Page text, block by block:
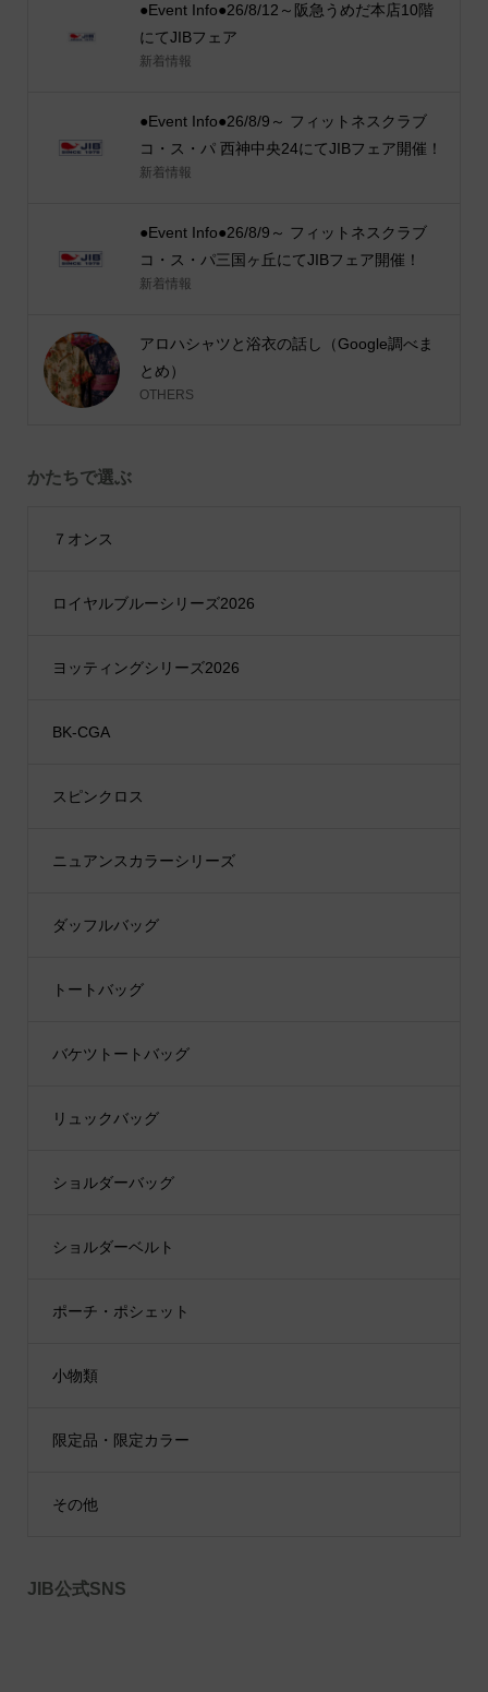
●Event Info●26/8/12～阪急うめだ本店10階
にてJIBフェア
新着情報
●Event Info●26/8/9～ フィットネスクラブ
コ・ス・パ 西神中央24にてJIBフェア開催！
新着情報
●Event Info●26/8/9～ フィットネスクラブ
コ・ス・パ三国ヶ丘にてJIBフェア開催！
新着情報
アロハシャツと浴衣の話し（Google調べま
とめ）
OTHERS
かたちで選ぶ
７オンス
ロイヤルブルーシリーズ2026
ヨッティングシリーズ2026
BK-CGA
スピンクロス
ニュアンスカラーシリーズ
ダッフルバッグ
トートバッグ
バケツトートバッグ
リュックバッグ
ショルダーバッグ
ショルダーベルト
ポーチ・ポシェット
小物類
限定品・限定カラー
その他
JIB公式SNS